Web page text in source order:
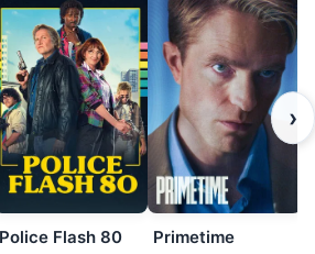
Police Flash 80 Primetime
›